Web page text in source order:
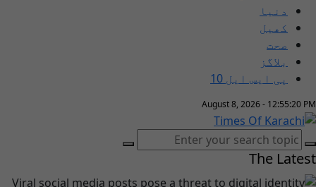
دنیا
کھیل
صحت
بلاگز
پی ایس ایل 10
August 8, 2026 - 12:55:20 PM
The Latest